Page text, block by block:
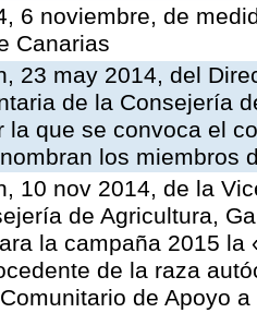
6 noviembre, de
Canarias
23 may 2014, del
de la Consejería
la que se convoca el
los miembros
10 nov 2014, de la
de Agricultura,
la campaña 2015
de la raza
de Apoyo